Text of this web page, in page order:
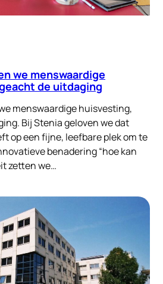
we menswaardige
de uitdaging
menswaardige huisvesting,
Bij Stenia geloven we dat
op een fijne, leefbare plek om te
benadering “hoe kan
zetten we…